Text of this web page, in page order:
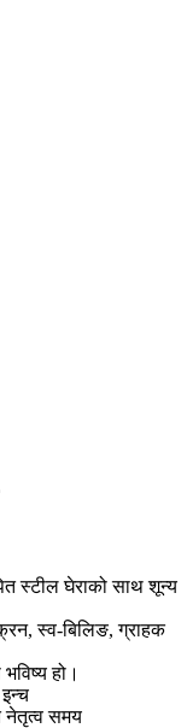
स्टील घेराको साथ शून्य
स्व-बिलिङ, ग्राहक
हो।
नेतृत्व समय